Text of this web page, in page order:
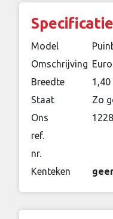
Model
Omschrijving
Breedte
Staat
Zo
Ons
ref.
nr.
Kenteken